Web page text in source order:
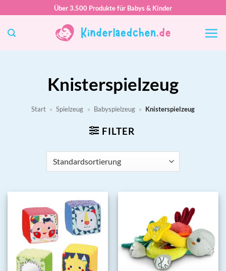
springen
Über 3.500 Produkte für Babys & Kinder
Knisterspielzeug
Start » Spielzeug » Babyspielzeug » Knisterspielzeug
FILTER